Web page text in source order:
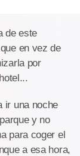
de este
en vez de
por
ir una noche
y no
para coger el
a esa hora,